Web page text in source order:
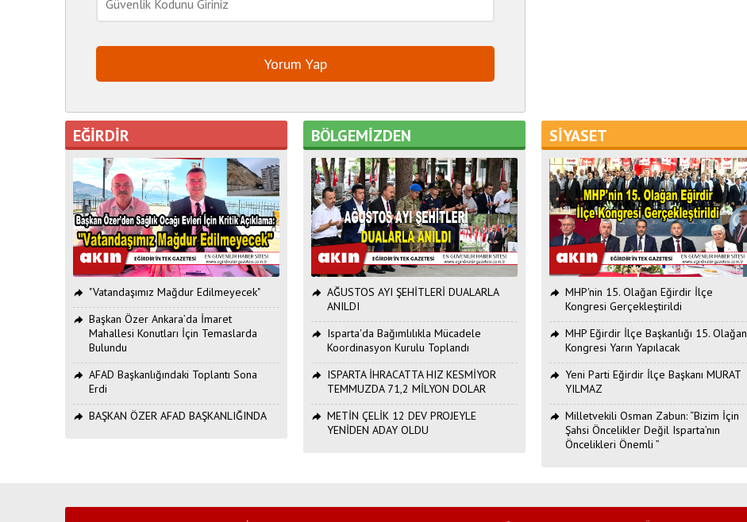
EĞİRDİR
"Vatandaşımız Mağdur Edilmeyecek"
Başkan Özer Ankara’da İmaret
Mahallesi Konutları İçin Temaslarda
Bulundu
AFAD Başkanlığındaki Toplantı Sona
Erdi
BAŞKAN ÖZER AFAD BAŞKANLIĞINDA
BÖLGEMİZDEN
AĞUSTOS AYI ŞEHİTLERİ DUALARLA
ANILDI
Isparta'da Bağımlılıkla Mücadele
Koordinasyon Kurulu Toplandı
ISPARTA İHRACATTA HIZ KESMİYOR
TEMMUZDA 71,2 MİLYON DOLAR
METİN ÇELİK 12 DEV PROJEYLE
YENİDEN ADAY OLDU
SİYASET
MHP'nin 15. Olağan Eğirdir İlçe
Kongresi Gerçekleştirildi
MHP Eğirdir İlçe Başkanlığı 15. Olağan
Kongresi Yarın Yapılacak
Yeni Parti Eğirdir İlçe Başkanı MURAT
YILMAZ
Milletvekili Osman Zabun: “Bizim İçin
Şahsi Öncelikler Değil Isparta’nın
Öncelikleri Önemli ”